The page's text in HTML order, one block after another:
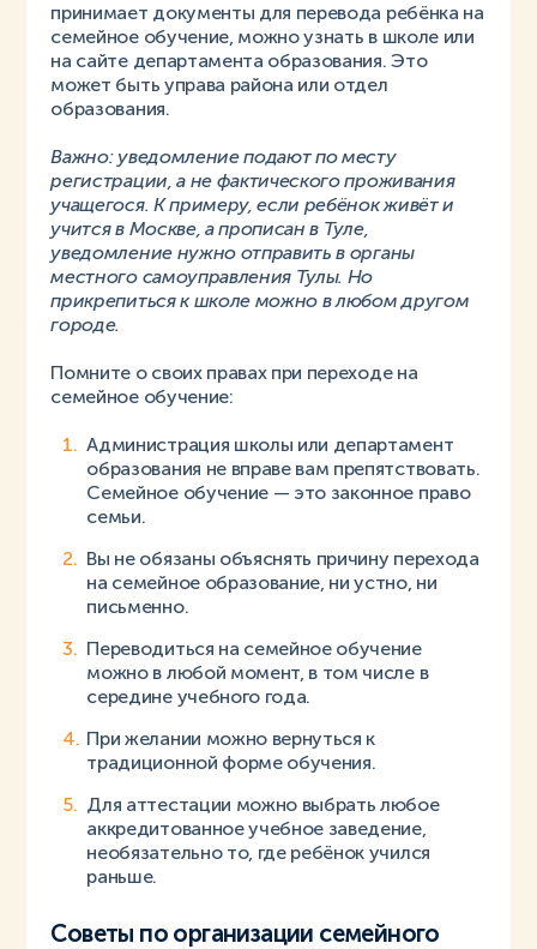
принимает документы для перевода ребёнка на
семейное обучение, можно узнать в школе или
на сайте департамента образования. Это
может быть управа района или отдел
образования.
Важно: уведомление подают по месту
регистрации, а не фактического проживания
учащегося. К примеру, если ребёнок живёт и
учится в Москве, а прописан в Туле,
уведомление нужно отправить в органы
местного самоуправления Тулы. Но
прикрепиться к школе можно в любом другом
городе.
Помните о своих правах при переходе на
семейное обучение:
Администрация школы или департамент
образования не вправе вам препятствовать.
Семейное обучение — это законное право
семьи.
Вы не обязаны объяснять причину перехода
на семейное образование, ни устно, ни
письменно.
Переводиться на семейное обучение
можно в любой момент, в том числе в
середине учебного года.
При желании можно вернуться к
традиционной форме обучения.
Для аттестации можно выбрать любое
аккредитованное учебное заведение,
необязательно то, где ребёнок учился
раньше.
Советы по организации семейного